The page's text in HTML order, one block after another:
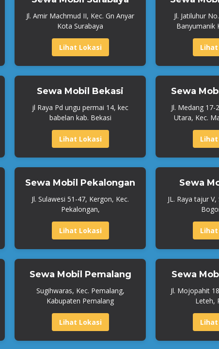
Jl. Amir Machmud II, Kec. Gn Anyar
Kota Surabaya
Lihat Lokasi
Jl. Jatiluhur
Banyumanik
Sewa Mobil Bekasi
jl Raya Pd ungu permai 14, kec
babelan kab. Bekasi
Lihat Lokasi
Sewa
Jl. Medang
Utara, Kec.
Sewa Mobil Pekalongan
Jl. Sulawesi 51-47, Kergon, Kec.
Pekalongan,
Lihat Lokasi
Sewa
JL. Raya tajur
Sewa Mobil Pemalang
Sugihwaras, Kec. Pemalang,
Kabupaten Pemalang
Lihat Lokasi
Sewa
Jl. Mojopahit
Leteh,